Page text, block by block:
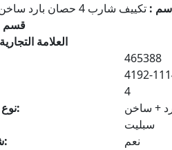
:
قسم
العلامة
465388
4192-
4
نوع تبريد التكييف:
+ ساخن
سبليت
شاشة ديجيتال:
نعم